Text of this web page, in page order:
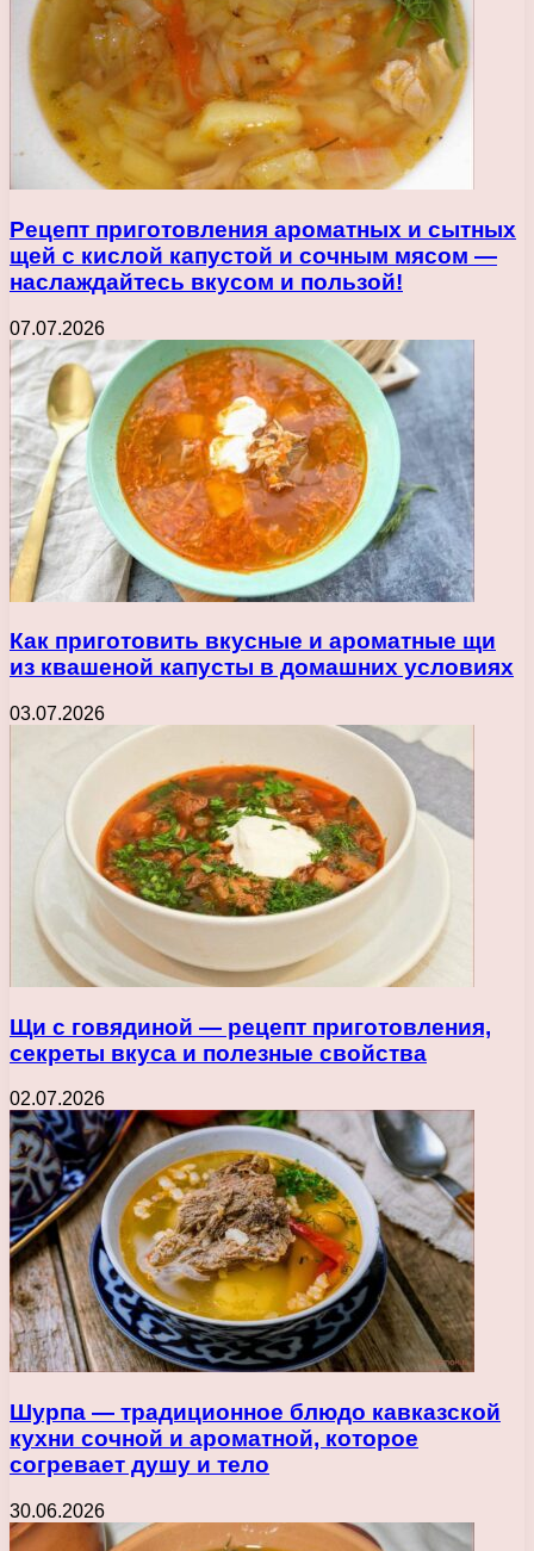
Рецепт приготовления ароматных и сытных
щей с кислой капустой и сочным мясом —
наслаждайтесь вкусом и пользой!
07.07.2026
Как приготовить вкусные и ароматные щи
из квашеной капусты в домашних условиях
03.07.2026
Щи с говядиной — рецепт приготовления,
секреты вкуса и полезные свойства
02.07.2026
Шурпа — традиционное блюдо кавказской
кухни сочной и ароматной, которое
согревает душу и тело
30.06.2026